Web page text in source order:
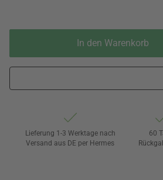
In den Warenkorb
Lieferung 1-3 Werktage nach
Versand aus DE per Hermes
60